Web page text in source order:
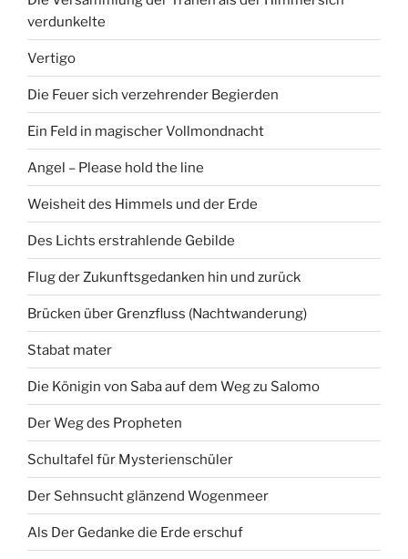
verdunkelte
Vertigo
Die Feuer sich verzehrender Begierden
Ein Feld in magischer Vollmondnacht
Angel – Please hold the line
Weisheit des Himmels und der Erde
Des Lichts erstrahlende Gebilde
Flug der Zukunftsgedanken hin und zurück
Brücken über Grenzfluss (Nachtwanderung)
Stabat mater
Die Königin von Saba auf dem Weg zu Salomo
Der Weg des Propheten
Schultafel für Mysterienschüler
Der Sehnsucht glänzend Wogenmeer
Als Der Gedanke die Erde erschuf